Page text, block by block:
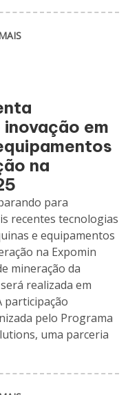
em
na
para
recentes tecnologias
e equipamentos
na Expomin
mineração da
realizada em
participação
pelo Programa
uma parceria